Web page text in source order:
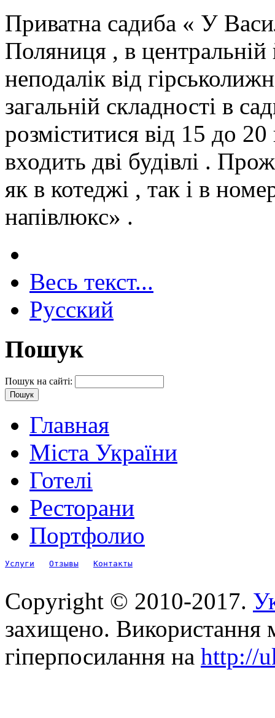
Приватна садиба « У
Поляниця , в центральній
неподалік від
загальній складності в
розміститися від 15 до
входить дві будівлі .
як в котеджі , так і в
напівлюкс» .
Весь текст...
Русский
Пошук
Пошук на сайті:
Главная
Міста України
Готелі
Ресторани
Портфолио
Услуги Отзывы Контакты
Copyright © 2010-2017.
захищено. Використання
гіперпосилання на http://